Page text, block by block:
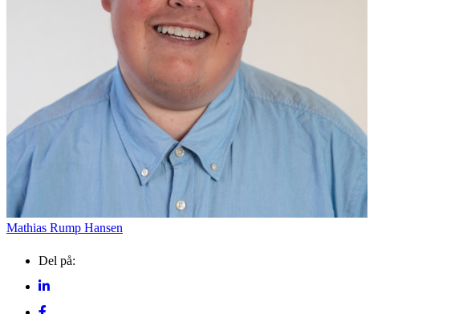
natur og lokale events.
Mathias Rump Hansen
Del på: